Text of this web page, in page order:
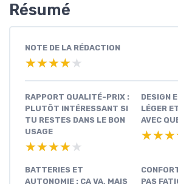
Résumé
NOTE DE LA RÉDACTION
★★★★★
★★★★★
RAPPORT QUALITÉ-PRIX :
PLUTÔT INTÉRESSANT SI
TU RESTES DANS LE BON
USAGE
★★★★★
★★★★★
DESIGN
LÉGER
AVEC
BATTERIES ET
AUTONOMIE : ÇA VA, MAIS
PAS